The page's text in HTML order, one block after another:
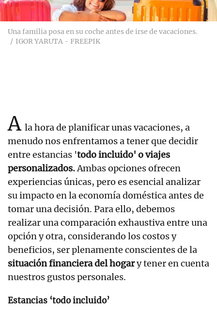
Una familia posa en su coche antes de irse de vacaciones.
IGOR YARUTA - FREEPIK
A la hora de planificar unas vacaciones, a
menudo nos enfrentamos a tener que decidir
entre estancias 'todo incluido' o viajes
personalizados.Ambas opciones ofrecen
experiencias únicas, pero es esencial analizar
su impacto en la economía doméstica antes de
tomar una decisión. Para ello, debemos
realizar una comparación exhaustiva entre una
opción y otra, considerando los costos y
beneficios, ser plenamente conscientes de la
situación financiera del hogary tener en cuenta
nuestros gustos personales.
Estancias ‘todo incluido’